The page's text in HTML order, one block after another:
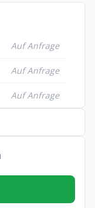
Auf Anfrage
Auf Anfrage
Auf Anfrage